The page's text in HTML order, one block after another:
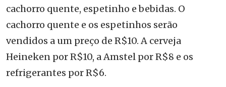
cachorro quente, espetinho e bebidas. O
cachorro quente e os espetinhos serão
vendidos a um preço de R$10. A cerveja
Heineken por R$10, a Amstel por R$8 e os
refrigerantes por R$6.